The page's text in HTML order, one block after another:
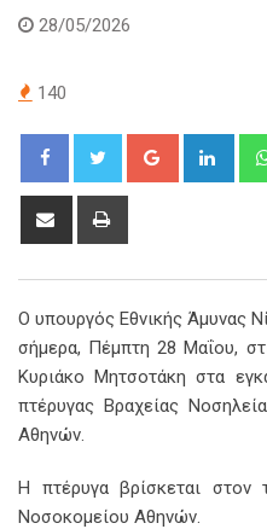
28/05/2026
140
Google+
Share
Ο υπουργός Εθνικής Άμυνας
σήμερα, Πέμπτη 28 Μαΐου,
Κυριάκο Μητσοτάκη στα
πτέρυγας Βραχείας
Αθηνών.
Η πτέρυγα βρίσκεται στον
Νοσοκομείου Αθηνών.